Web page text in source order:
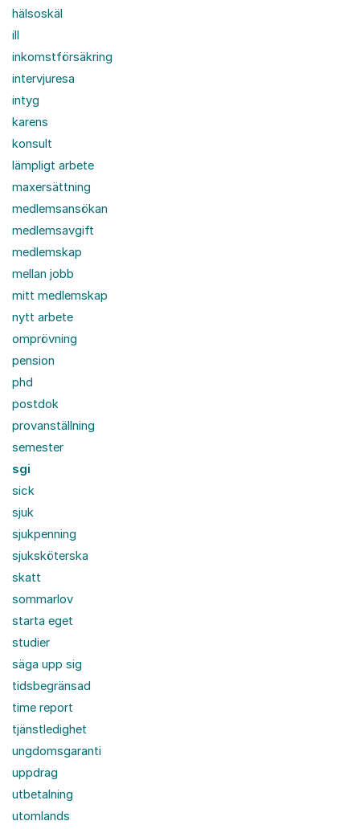
hälsoskäl
ill
inkomstförsäkring
intervjuresa
intyg
karens
konsult
lämpligt arbete
maxersättning
medlemsansökan
medlemsavgift
medlemskap
mellan jobb
mitt medlemskap
nytt arbete
omprövning
pension
phd
postdok
provanställning
semester
sgi
sick
sjuk
sjukpenning
sjuksköterska
skatt
sommarlov
starta eget
studier
säga upp sig
tidsbegränsad
time report
tjänstledighet
ungdomsgaranti
uppdrag
utbetalning
utomlands